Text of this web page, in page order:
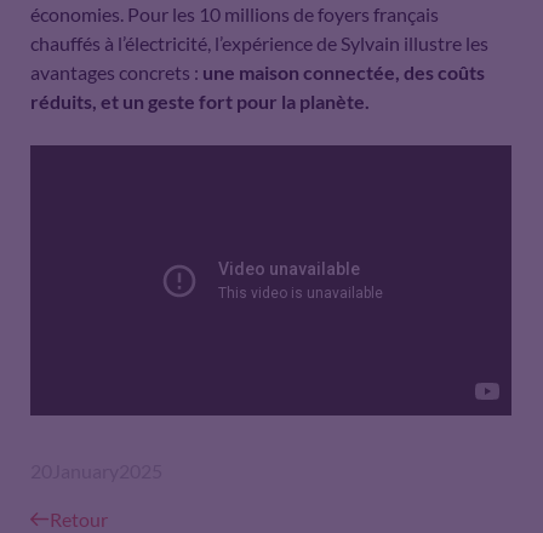
économies. Pour les 10 millions de foyers français
chauffés à l’électricité, l’expérience de Sylvain illustre les
avantages concrets : une maison connectée, des coûts
réduits, et un geste fort pour la planète.
Retour